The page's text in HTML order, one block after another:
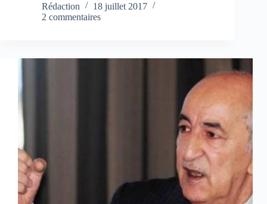
Rédaction
18 juillet 2017
2 commentaires